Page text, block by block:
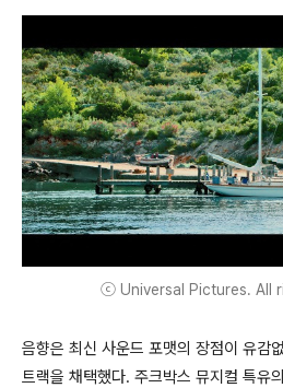
ⓒ Universal Pictures. All
음향은 최신 사운드 포맷의 장점이 유감
트랙을 채택했다. 주크박스 뮤지컬 특유